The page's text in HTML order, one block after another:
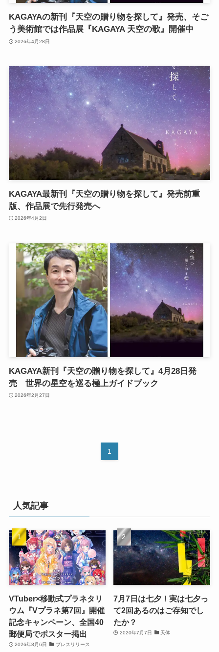
KAGAYAの新刊『天空の贈り物を探して』発売、そご
う美術館では作品展『KAGAYA 天空の歌』開催中
2026年4月28日
KAGAYA最新刊『天空の贈り物を探して』発売前重
版、作品展で先行発売へ
2026年4月2日
KAGAYA新刊『天空の贈り物を探して』4月28日発
売 世界の星空を巡る極上ガイドブック
2026年2月27日
1
人気記事
VTuber×移動式プラネタリ
ウム『Vプラネ第7回』開催
記念キャンペーン、全国40
郵便局でポスター掲出
2026年8月6日 プレスリリース
7月7日は七夕！実は七夕っ
て2回あるのはご存知でし
たか？
2020年7月7日 天体